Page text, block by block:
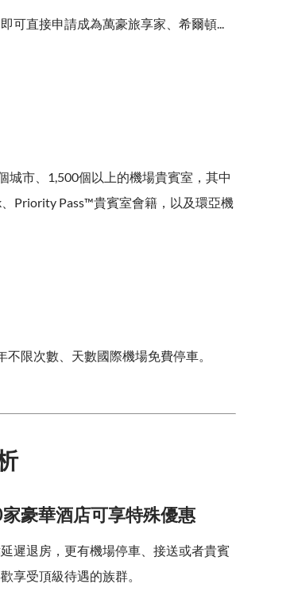
可直接申請成為萬豪旅享家、希爾頓...
城市、1,500個以上的機場貴賓室，其中
Priority Pass™貴賓室會籍，以及環亞機
限次數、天數國際機場免費停車。
豪華酒店可享特殊優惠
遲退房，更有機場停車、接送或者貴賓
享受頂級待遇的族群。